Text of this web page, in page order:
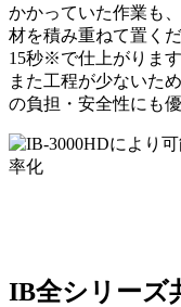
かかっていた作業も
材を積み重ねて置くだ
15秒※で仕上がります
また工程が少ないた
の負担・安全性にも
IB全シリーズ